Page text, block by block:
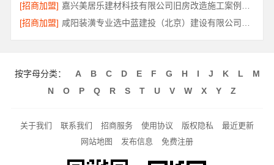
[招商加盟]
[招商加盟]
按字母分类： A B C D E F G H I J K L
M
N
O P Q R S T U V W X Y Z
关于我们 联系我们 招商服务 使用协议 版权隐私
最近更新
网站地图
发布信息 免费注册